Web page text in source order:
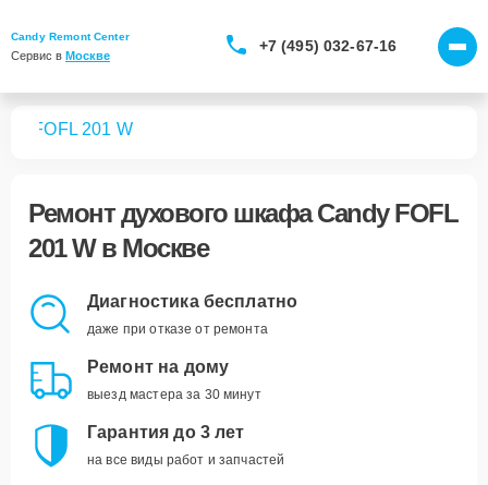
Candy Remont Center
Сервис в Москве
+7 (495) 032-67-16
FOFL 201 W
Ремонтдухового шкафа Candy FOFL
201 Wв Москве
Диагностика бесплатно
даже при отказе от ремонта
Ремонт на дому
выезд мастера за 30 минут
Гарантия до 3 лет
на все виды работ и запчастей